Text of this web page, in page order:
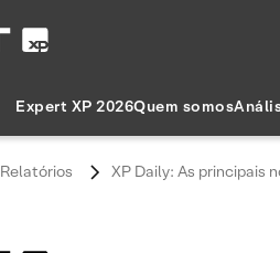
Expert XP 2026Quem somos
Relatórios XP Daily: As principais